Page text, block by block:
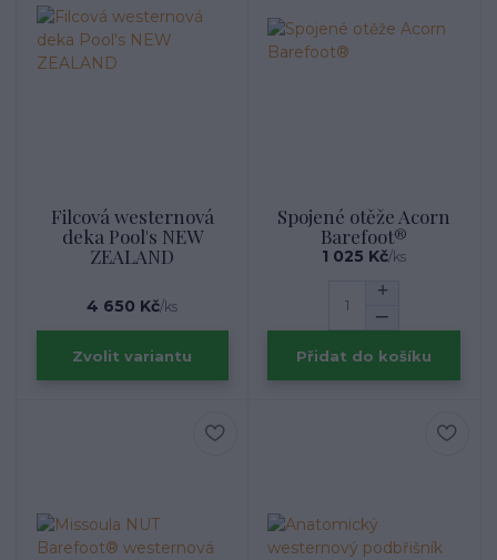
Filcová westernová
deka Pool's NEW
ZEALAND
4 650 Kč/ks
Zvolit variantu
Spojené otěže Acorn
Barefoot®
1 025 Kč/ks
Přidat do košíku